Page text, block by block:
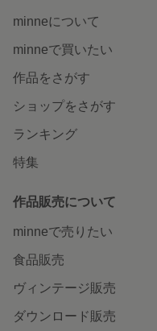
minneについて
minneで買いたい
作品をさがす
ショップをさがす
ランキング
特集
作品販売について
minneで売りたい
食品販売
ヴィンテージ販売
ダウンロード販売